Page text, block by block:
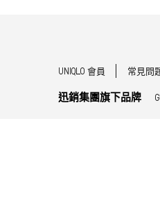
UNIQLO 會員 常見問
迅銷集團旗下品牌